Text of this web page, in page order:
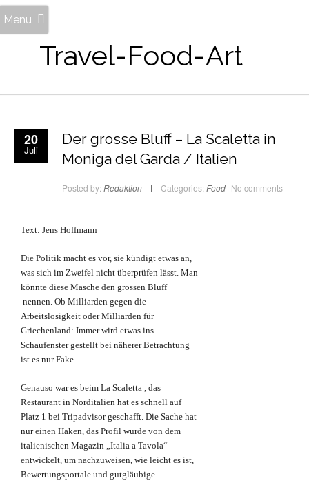
Travel-Food-Art
Menu
20
Juli
Der grosse Bluff – La Scaletta in
Moniga del Garda / Italien
Posted by: Redaktion Categories: Food No comments
Text: Jens Hoffmann
Die Politik macht es vor, sie kündigt etwas an,
was sich im Zweifel nicht überprüfen lässt. Man
könnte diese Masche den grossen Bluff
nennen. Ob Milliarden gegen die
Arbeitslosigkeit oder Milliarden für
Griechenland: Immer wird etwas ins
Schaufenster gestellt bei näherer Betrachtung
ist es nur Fake.
Genauso war es beim La Scaletta , das
Restaurant in Norditalien hat es schnell auf
Platz 1 bei Tripadvisor geschafft. Die Sache hat
nur einen Haken, das Profil wurde von dem
italienischen Magazin „Italia a Tavola“
entwickelt, um nachzuweisen, wie leicht es ist,
Bewertungsportale und gutgläubige